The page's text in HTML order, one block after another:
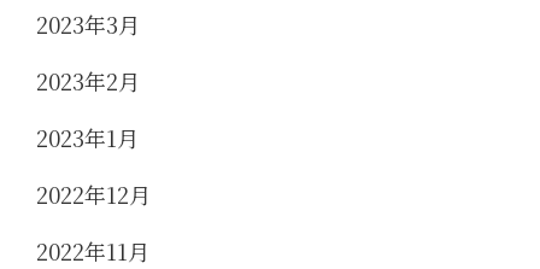
2023年3月
2023年2月
2023年1月
2022年12月
2022年11月